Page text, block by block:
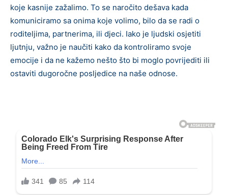
koje kasnije zažalimo. To se naročito dešava kada
komuniciramo sa onima koje volimo, bilo da se radi o
roditeljima, partnerima, ili djeci. Iako je ljudski osjetiti
ljutnju, važno je naučiti kako da kontroliramo svoje
emocije i da ne kažemo nešto što bi moglo povrijediti ili
ostaviti dugoročne posljedice na naše odnose.